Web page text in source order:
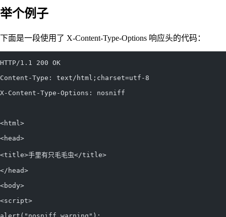
举个例子
下面是一段使用了 X-Content-Type-Options 响应头的代码：
HTTP/1.1 200 OK
Content-Type: text/html;charset=utf-8
X-Content-Type-Options: nosniff
<html>
<head>
<title>手里有只毛毛虫</title>
</head>
<body>
<script>
alert("nosniff warning");